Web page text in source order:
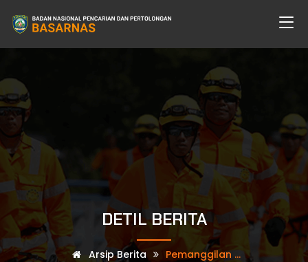
DETIL BERITA
Arsip Berita Pemanggilan ...